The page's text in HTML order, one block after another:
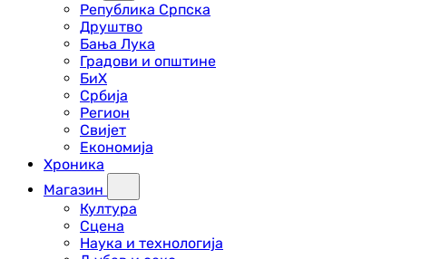
Република Српска
Друштво
Бања Лука
Градови и општине
БиХ
Србија
Регион
Свијет
Економија
Хроника
Магазин
Култура
Сцена
Наука и технологија